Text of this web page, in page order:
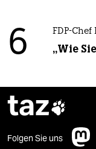
6 FDP-
„Wie
taz
Folgen Sie uns